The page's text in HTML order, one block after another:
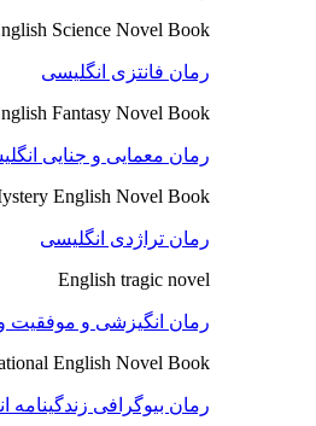
Science Novel Book
رمان فانتزی انگلیسی
Fantasy Novel Book
رمان معمایی و جنایی
English Novel Book
رمان تراژدی انگلیسی
English tragic novel
رمان انگیزشی و موفقیت
English Novel Book
رمان بیوگرافی زندگینامه